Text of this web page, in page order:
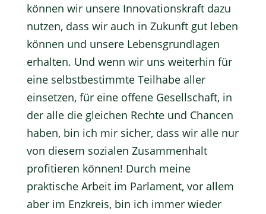
können wir unsere Innovationskraft dazu
nutzen, dass wir auch in Zukunft gut leben
können und unsere Lebensgrundlagen
erhalten. Und wenn wir uns weiterhin für
eine selbstbestimmte Teilhabe aller
einsetzen, für eine offene Gesellschaft, in
der alle die gleichen Rechte und Chancen
haben, bin ich mir sicher, dass wir alle nur
von diesem sozialen Zusammenhalt
profitieren können! Durch meine
praktische Arbeit im Parlament, vor allem
aber im Enzkreis, bin ich immer wieder